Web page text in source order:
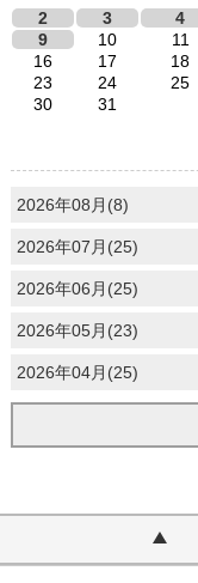
2
3 4
9
10 11
16
17 18
23
24 25
30
31
2026年08月(8)
2026年07月(25)
2026年06月(25)
2026年05月(23)
2026年04月(25)